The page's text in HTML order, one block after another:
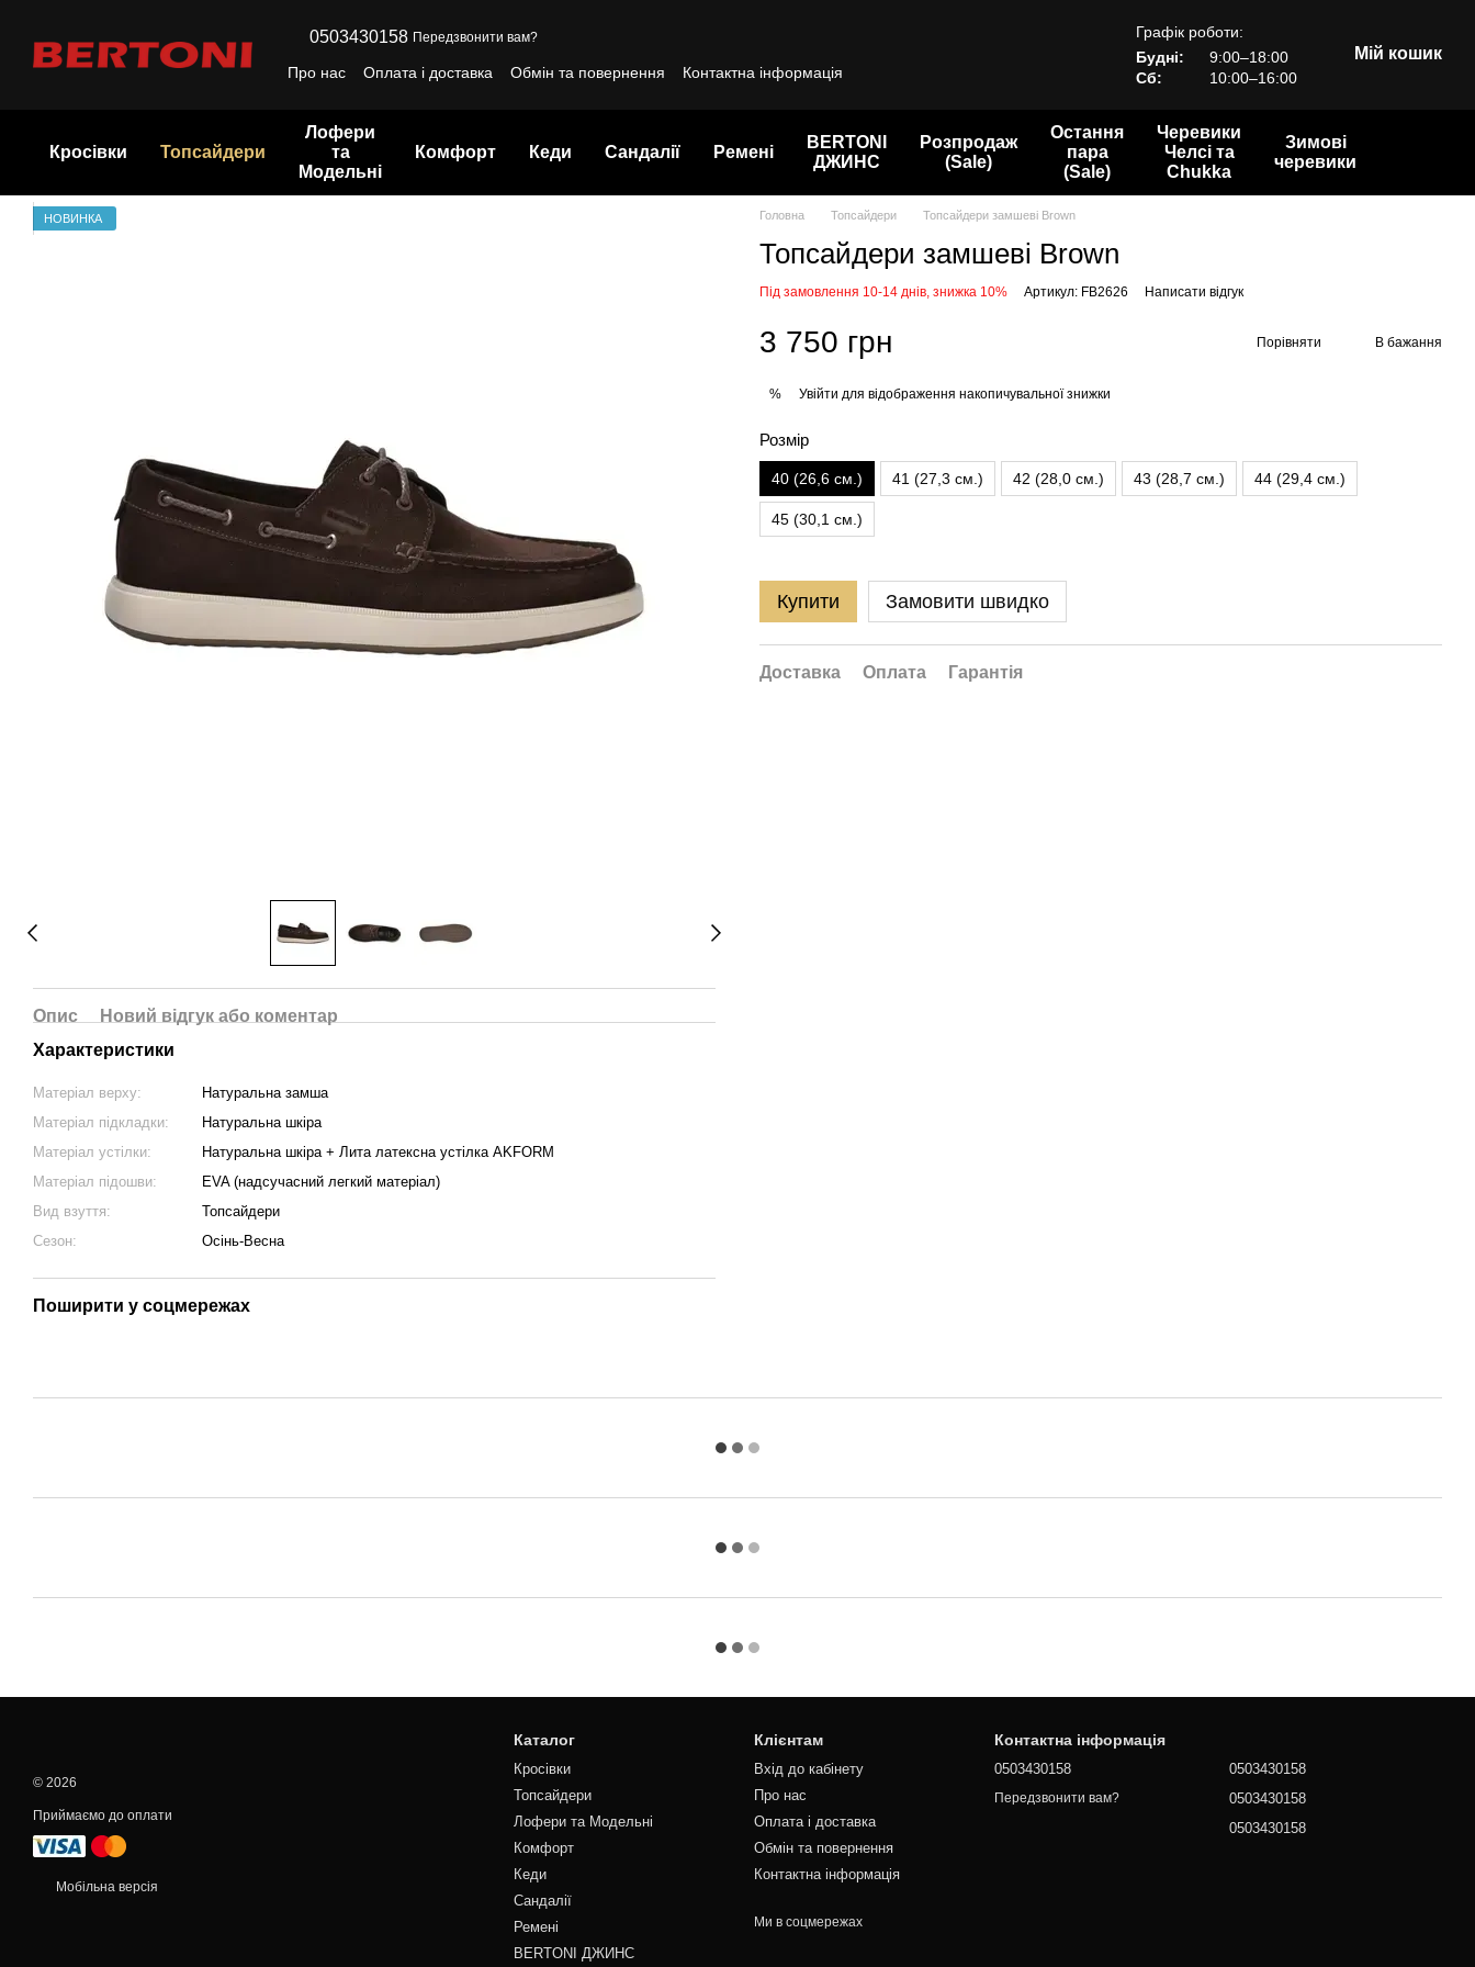
0503430158 Передзвонити вам?
Про нас Оплата і доставка Обмін та повернення Контактна інформація
Графік роботи:
Будні:
9:00–18:00
Сб:
10:00–16:00
Мій кошик
Кросівки Топсайдери
Лофери
та
Модельні
Комфорт Кеди Сандалії Ремені
BERTONI
ДЖИНС
Розпродаж
(Sale)
Остання
пара
(Sale)
Черевики
Челсі та
Chukka
Зимові
черевики
НОВИНКА
Опис
Новий відгук або коментар
Характеристики
Матеріал верху:
Натуральна замша
Матеріал підкладки:
Натуральна шкіра
Матеріал устілки:
Натуральна шкіра + Лита латексна устілка AKFORM
Матеріал підошви:
EVA (надсучасний легкий матеріал)
Вид взуття:
Топсайдери
Сезон:
Осінь-Весна
Поширити у соцмережах
Головна Топсайдери Топсайдери замшеві Brown
Топсайдери замшеві Brown
Під замовлення 10-14 днів, знижка 10% Артикул: FB2626 Написати відгук
3 750 грн Порівняти В бажання
% Увійти для відображення накопичувальної знижки
Розмір
40 (26,6 см.) 41 (27,3 см.) 42 (28,0 см.) 43 (28,7 см.) 44 (29,4 см.)
45 (30,1 см.)
Купити Замовити швидко
Доставка Оплата Гарантія
© 2026
Приймаємо до оплати
Мобільна версія
Каталог
Кросівки
Топсайдери
Лофери та Модельні
Комфорт
Кеди
Сандалії
Ремені
BERTONI ДЖИНС
Клієнтам
Вхід до кабінету
Про нас
Оплата і доставка
Обмін та повернення
Контактна інформація
Ми в соцмережах
Контактна інформація
0503430158
Передзвонити вам?
0503430158
0503430158
0503430158